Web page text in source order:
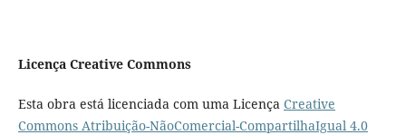
Licença Creative Commons
Esta obra está licenciada com uma Licença Creative
Commons Atribuição-NãoComercial-CompartilhaIgual 4.0